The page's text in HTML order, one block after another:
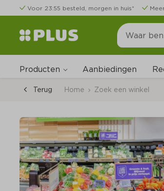
Voor 23:55 besteld, morgen in huis*
Producten Aanbiedingen
Terug Home Zoek een winkel